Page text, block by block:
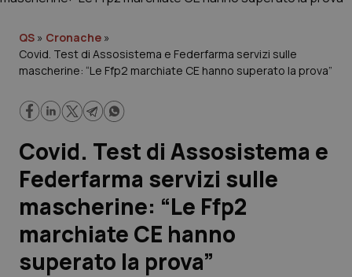
Governo e Parlamento
Regioni e Asl
Lavoro e Professioni
Scienza e Farmaci
Studi e Analisi
Lettere al direttore
QS » Cronache »
Covid. Test di Assosistema e Federfarma servizi sulle
mascherine: “Le Ffp2 marchiate CE hanno superato la prova”
Covid. Test di Assosistema e
Federfarma servizi sulle
mascherine: “Le Ffp2
marchiate CE hanno
superato la prova”